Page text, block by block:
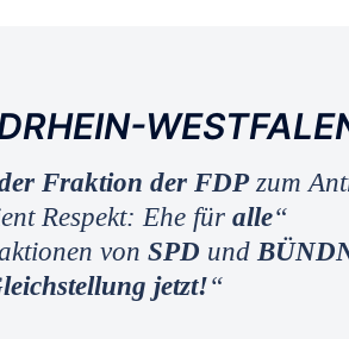
Fraktion der FDPzum
Respekt: Ehe für alle“
von SPD und
jetzt!“